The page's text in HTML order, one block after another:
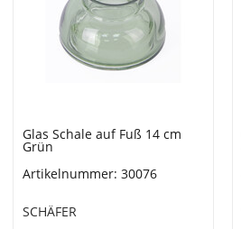
Glas Schale auf Fuß 14 cm
Grün
Artikelnummer: 30076
SCHÄFER